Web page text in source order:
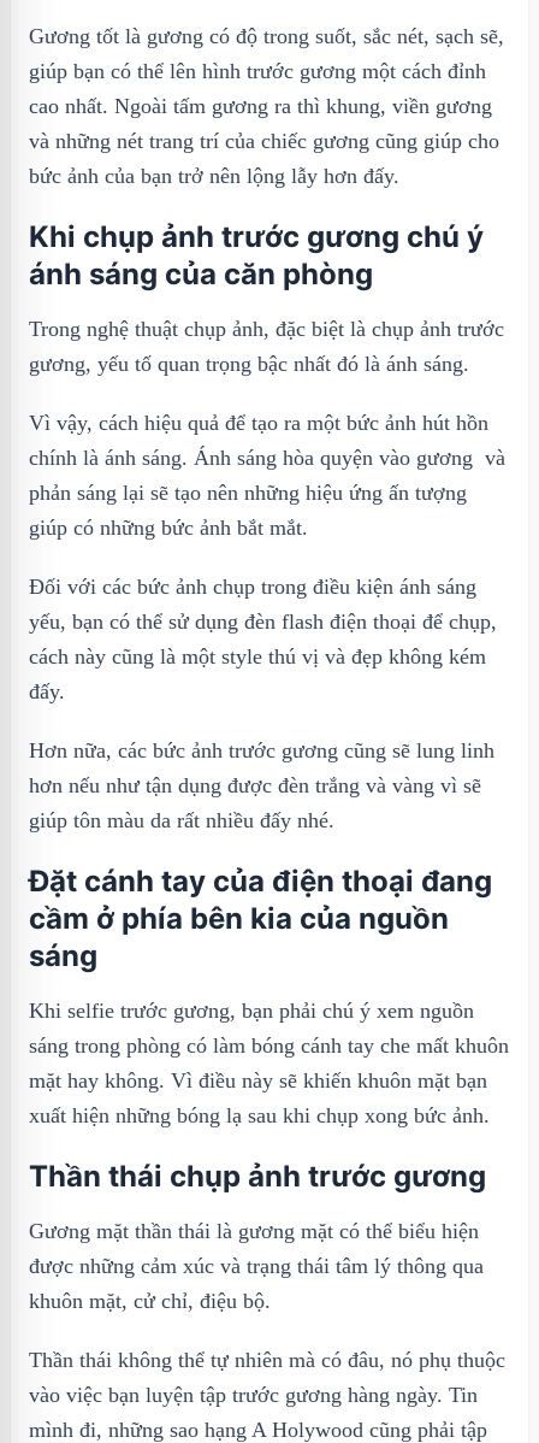
Gương tốt là gương có độ trong suốt, sắc nét, sạch sẽ,
giúp bạn có thể lên hình trước gương một cách đỉnh
cao nhất. Ngoài tấm gương ra thì khung, viền gương
và những nét trang trí của chiếc gương cũng giúp cho
bức ảnh của bạn trở nên lộng lẫy hơn đấy.
Khi chụp ảnh trước gương chú ý
ánh sáng của căn phòng
Trong nghệ thuật chụp ảnh, đặc biệt là chụp ảnh trước
gương, yếu tố quan trọng bậc nhất đó là ánh sáng.
Vì vậy, cách hiệu quả để tạo ra một bức ảnh hút hồn
chính là ánh sáng. Ánh sáng hòa quyện vào gương và
phản sáng lại sẽ tạo nên những hiệu ứng ấn tượng
giúp có những bức ảnh bắt mắt.
Đối với các bức ảnh chụp trong điều kiện ánh sáng
yếu, bạn có thể sử dụng đèn flash điện thoại để chụp,
cách này cũng là một style thú vị và đẹp không kém
đấy.
Hơn nữa, các bức ảnh trước gương cũng sẽ lung linh
hơn nếu như tận dụng được đèn trắng và vàng vì sẽ
giúp tôn màu da rất nhiều đấy nhé.
Đặt cánh tay của điện thoại đang
cầm ở phía bên kia của nguồn
sáng
Khi selfie trước gương, bạn phải chú ý xem nguồn
sáng trong phòng có làm bóng cánh tay che mất khuôn
mặt hay không. Vì điều này sẽ khiến khuôn mặt bạn
xuất hiện những bóng lạ sau khi chụp xong bức ảnh.
Thần thái chụp ảnh trước gương
Gương mặt thần thái là gương mặt có thể biểu hiện
được những cảm xúc và trạng thái tâm lý thông qua
khuôn mặt, cử chỉ, điệu bộ.
Thần thái không thể tự nhiên mà có đâu, nó phụ thuộc
vào việc bạn luyện tập trước gương hàng ngày. Tin
mình đi, những sao hạng A Holywood cũng phải tập